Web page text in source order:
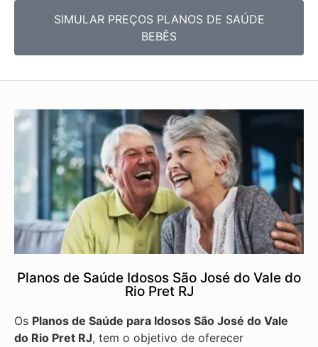
SIMULAR PREÇOS PLANOS DE SAÚDE
BEBÊS
Planos de Saúde Idosos São José do Vale do
Rio Pret RJ
Os Planos de Saúde para Idosos São José do Vale
do Rio Pret RJ, tem o objetivo de oferecer